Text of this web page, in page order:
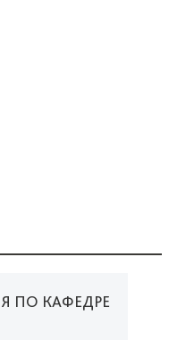
ПО КАФЕДРЕ